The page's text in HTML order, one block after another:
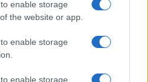
enable storage
the website or app.
enable storage
enable storage